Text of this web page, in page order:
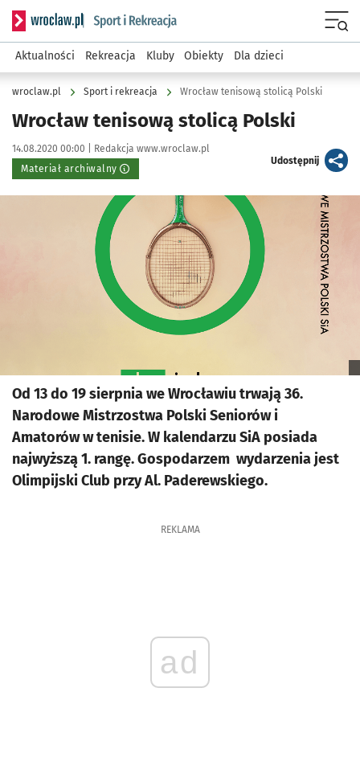
Serwis informacyjny wroclaw.pl podserwis: Sport i rekreacja
Aktualności Rekreacja Kluby Obiekty Dla dzieci
wroclaw.pl Sport i rekreacja Wrocław tenisową stolicą Polski
Wrocław tenisową stolicą Polski
Data publikacji:
14.08.2020 00:00 | Autor:
Redakcja www.wroclaw.pl
Materiał archiwalny
Udostępnijartykuł
Kliknij, aby powiększyć
Od 13 do 19 sierpnia we Wrocławiu trwają 36.
Narodowe Mistrzostwa Polski Seniorów i
Amatorów w tenisie. W kalendarzu SiA posiada
najwyższą 1. rangę. Gospodarzem wydarzenia jest
Olimpijski Club przy Al. Paderewskiego.
REKLAMA
ad